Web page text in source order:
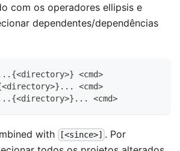
com os operadores ellipsis e
dependentes/dependências
. {<directory>} <cmd>
<directory>} .. . <cmd>
. {<directory>} .. . <cmd>
with [<since>] . Por